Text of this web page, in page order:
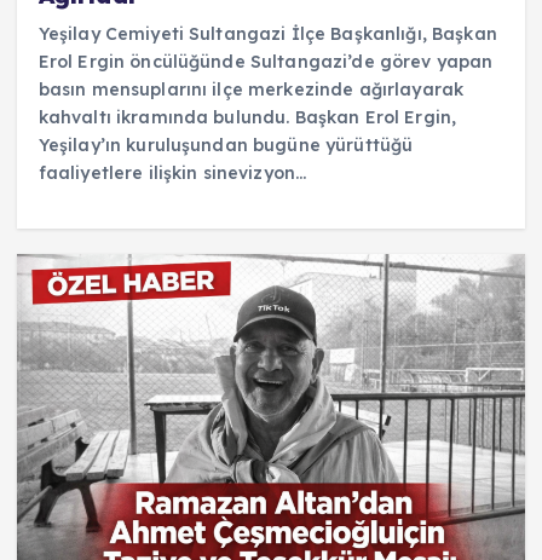
Yeşilay Cemiyeti Sultangazi İlçe Başkanlığı, Başkan
Erol Ergin öncülüğünde Sultangazi’de görev yapan
basın mensuplarını ilçe merkezinde ağırlayarak
kahvaltı ikramında bulundu. Başkan Erol Ergin,
Yeşilay’ın kuruluşundan bugüne yürüttüğü
faaliyetlere ilişkin sinevizyon…